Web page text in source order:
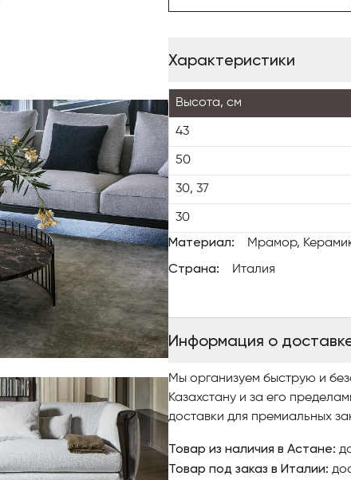
Характеристики
Высота, см
43
50
30, 37
30
Материал: Мрамор,
Страна: Италия
Информация о
Мы организуем быструю и
Казахстану и за его
доставки для премиальных
Товар из наличия в Астане:
Товар под заказ в Италии: